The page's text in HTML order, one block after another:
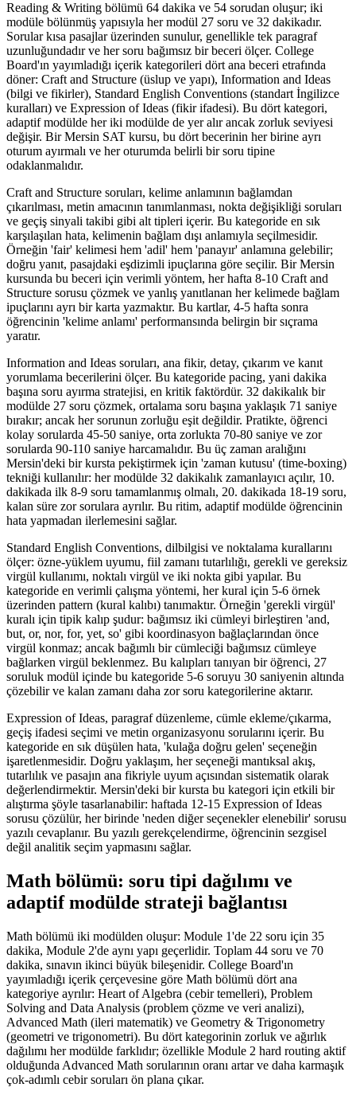
Reading & Writing bölümü 64 dakika ve 54 sorudan oluşur; iki
modüle bölünmüş yapısıyla her modül 27 soru ve 32 dakikadır.
Sorular kısa pasajlar üzerinden sunulur, genellikle tek paragraf
uzunluğundadır ve her soru bağımsız bir beceri ölçer. College
Board'ın yayımladığı içerik kategorileri dört ana beceri etrafında
döner: Craft and Structure (üslup ve yapı), Information and Ideas
(bilgi ve fikirler), Standard English Conventions (standart İngilizce
kuralları) ve Expression of Ideas (fikir ifadesi). Bu dört kategori,
adaptif modülde her iki modülde de yer alır ancak zorluk seviyesi
değişir. Bir Mersin SAT kursu, bu dört becerinin her birine ayrı
oturum ayırmalı ve her oturumda belirli bir soru tipine
odaklanmalıdır.
Craft and Structure soruları, kelime anlamının bağlamdan
çıkarılması, metin amacının tanımlanması, nokta değişikliği soruları
ve geçiş sinyali takibi gibi alt tipleri içerir. Bu kategoride en sık
karşılaşılan hata, kelimenin bağlam dışı anlamıyla seçilmesidir.
Örneğin 'fair' kelimesi hem 'adil' hem 'panayır' anlamına gelebilir;
doğru yanıt, pasajdaki eşdizimli ipuçlarına göre seçilir. Bir Mersin
kursunda bu beceri için verimli yöntem, her hafta 8-10 Craft and
Structure sorusu çözmek ve yanlış yanıtlanan her kelimede bağlam
ipuçlarını ayrı bir karta yazmaktır. Bu kartlar, 4-5 hafta sonra
öğrencinin 'kelime anlamı' performansında belirgin bir sıçrama
yaratır.
Information and Ideas soruları, ana fikir, detay, çıkarım ve kanıt
yorumlama becerilerini ölçer. Bu kategoride pacing, yani dakika
başına soru ayırma stratejisi, en kritik faktördür. 32 dakikalık bir
modülde 27 soru çözmek, ortalama soru başına yaklaşık 71 saniye
bırakır; ancak her sorunun zorluğu eşit değildir. Pratikte, öğrenci
kolay sorularda 45-50 saniye, orta zorlukta 70-80 saniye ve zor
sorularda 90-110 saniye harcamalıdır. Bu üç zaman aralığını
Mersin'deki bir kursta pekiştirmek için 'zaman kutusu' (time-boxing)
tekniği kullanılır: her modülde 32 dakikalık zamanlayıcı açılır, 10.
dakikada ilk 8-9 soru tamamlanmış olmalı, 20. dakikada 18-19 soru,
kalan süre zor sorulara ayrılır. Bu ritim, adaptif modülde öğrencinin
hata yapmadan ilerlemesini sağlar.
Standard English Conventions, dilbilgisi ve noktalama kurallarını
ölçer: özne-yüklem uyumu, fiil zamanı tutarlılığı, gerekli ve gereksiz
virgül kullanımı, noktalı virgül ve iki nokta gibi yapılar. Bu
kategoride en verimli çalışma yöntemi, her kural için 5-6 örnek
üzerinden pattern (kural kalıbı) tanımaktır. Örneğin 'gerekli virgül'
kuralı için tipik kalıp şudur: bağımsız iki cümleyi birleştiren 'and,
but, or, nor, for, yet, so' gibi koordinasyon bağlaçlarından önce
virgül konmaz; ancak bağımlı bir cümleciği bağımsız cümleye
bağlarken virgül beklenmez. Bu kalıpları tanıyan bir öğrenci, 27
soruluk modül içinde bu kategoride 5-6 soruyu 30 saniyenin altında
çözebilir ve kalan zamanı daha zor soru kategorilerine aktarır.
Expression of Ideas, paragraf düzenleme, cümle ekleme/çıkarma,
geçiş ifadesi seçimi ve metin organizasyonu sorularını içerir. Bu
kategoride en sık düşülen hata, 'kulağa doğru gelen' seçeneğin
işaretlenmesidir. Doğru yaklaşım, her seçeneği mantıksal akış,
tutarlılık ve pasajın ana fikriyle uyum açısından sistematik olarak
değerlendirmektir. Mersin'deki bir kursta bu kategori için etkili bir
alıştırma şöyle tasarlanabilir: haftada 12-15 Expression of Ideas
sorusu çözülür, her birinde 'neden diğer seçenekler elenebilir' sorusu
yazılı cevaplanır. Bu yazılı gerekçelendirme, öğrencinin sezgisel
değil analitik seçim yapmasını sağlar.
Math bölümü: soru tipi dağılımı ve
adaptif modülde strateji bağlantısı
Math bölümü iki modülden oluşur: Module 1'de 22 soru için 35
dakika, Module 2'de aynı yapı geçerlidir. Toplam 44 soru ve 70
dakika, sınavın ikinci büyük bileşenidir. College Board'ın
yayımladığı içerik çerçevesine göre Math bölümü dört ana
kategoriye ayrılır: Heart of Algebra (cebir temelleri), Problem
Solving and Data Analysis (problem çözme ve veri analizi),
Advanced Math (ileri matematik) ve Geometry & Trigonometry
(geometri ve trigonometri). Bu dört kategorinin zorluk ve ağırlık
dağılımı her modülde farklıdır; özellikle Module 2 hard routing aktif
olduğunda Advanced Math sorularının oranı artar ve daha karmaşık
çok-adımlı cebir soruları ön plana çıkar.